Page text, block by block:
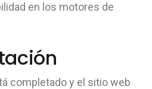
en los motores de
completado y el sitio web